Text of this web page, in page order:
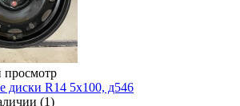
диски R14 5x100, д546
(1)